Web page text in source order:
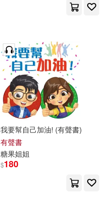
我要幫自己加油! (有聲書)
有聲書
糖果姐姐
$180